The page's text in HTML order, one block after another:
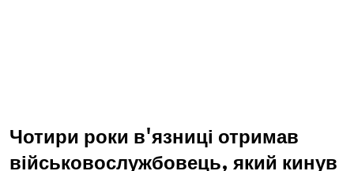
Чотири роки в'язниці отримав
військовослужбовець, який кинув